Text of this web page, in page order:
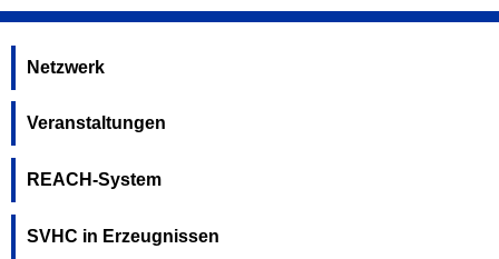
Netzwerk
Veranstaltungen
REACH-System
SVHC in Erzeugnissen